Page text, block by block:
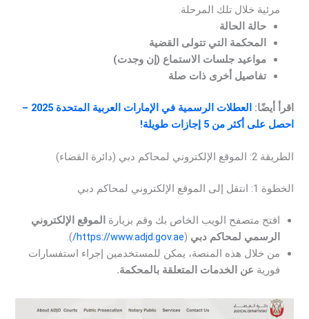
مرئية خلال تلك المرحلة.
حالة الحالة
المحكمة التي تتولى القضية
مواعيد جلسات الاستماع (إن وجدت)
تفاصيل أخرى ذات صلة
اقرأ أيضًا:
العطلات الرسمية في الإمارات العربية المتحدة 2025 –
احصل على أكثر من 5 إجازات طويلة!
الطريقة 2: الموقع الإلكتروني لمحاكم دبي (دائرة القضاء)
الخطوة 1: انتقل إلى الموقع الإلكتروني لمحاكم دبي
افتح متصفح الويب الخاص بك وقم بزيارة الموقع الإلكتروني
الرسمي لمحاكم دبي (
https://www.adjd.gov.ae/
).
من خلال هذه المنصة، يمكن للمستخدمين إجراء استفسارات
فورية عن الخدمات المتعلقة بالمحكمة.